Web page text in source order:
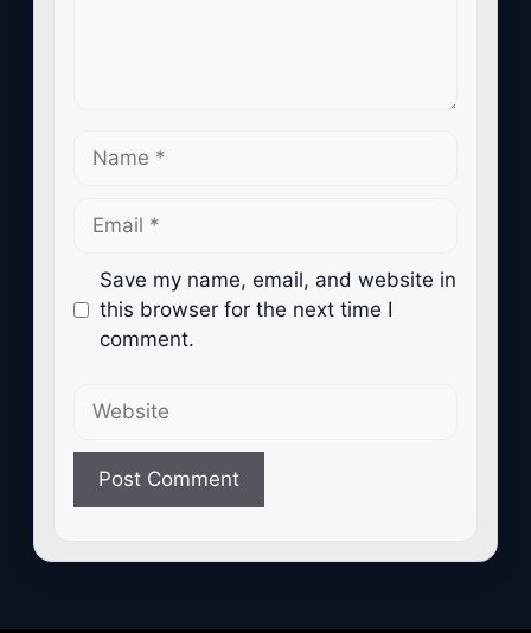
Save my name, email, and website in
this browser for the next time I
comment.
Website